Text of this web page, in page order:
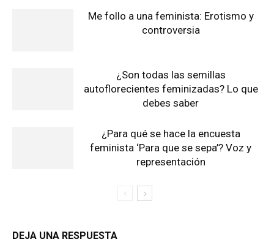
Me follo a una feminista: Erotismo y
controversia
¿Son todas las semillas
autoflorecientes feminizadas? Lo que
debes saber
¿Para qué se hace la encuesta
feminista ‘Para que se sepa’? Voz y
representación
DEJA UNA RESPUESTA